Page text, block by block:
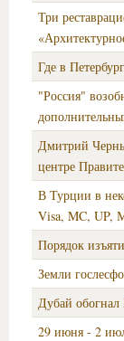
Три
Где в
"Россия"
Дмитрий
центре
В Турции в
Visa, MC, UP,
Порядок
Земли
Дубай
29 июня - 2